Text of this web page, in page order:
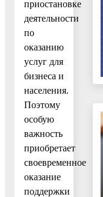
приостановке
деятельности
по
оказанию
услуг для
бизнеса и
населения.
Поэтому
особую
важность
приобретает
своевременное
оказание
поддержки